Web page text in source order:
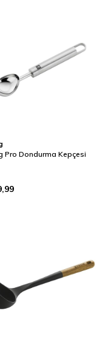
Pro Dondurma Kepçesi